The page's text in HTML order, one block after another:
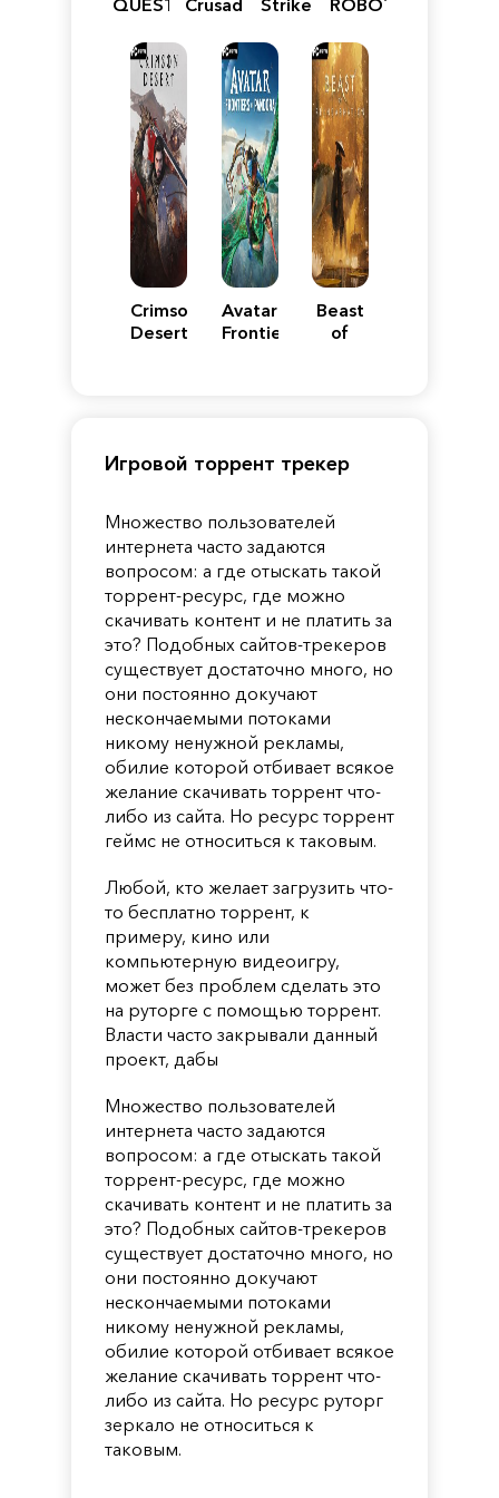
ReimaginedEdition
Y
Crimson
Desert
Avatar:
Frontiers
Beast
of
Игровой торрент трекер
Множество пользователей
интернета часто задаются
вопросом: а где отыскать такой
торрент-ресурс, где можно
скачивать контент и не платить за
это? Подобных сайтов-трекеров
существует достаточно много, но
они постоянно докучают
нескончаемыми потоками
никому ненужной рекламы,
обилие которой отбивает всякое
желание скачивать торрент что-
либо из сайта. Но ресурс торрент
геймс не относиться к таковым.
Любой, кто желает загрузить что-
то бесплатно торрент, к
примеру, кино или
компьютерную видеоигру,
может без проблем сделать это
на руторге с помощью торрент.
Власти часто закрывали данный
проект, дабы
Множество пользователей
интернета часто задаются
вопросом: а где отыскать такой
торрент-ресурс, где можно
скачивать контент и не платить за
это? Подобных сайтов-трекеров
существует достаточно много, но
они постоянно докучают
нескончаемыми потоками
никому ненужной рекламы,
обилие которой отбивает всякое
желание скачивать торрент что-
либо из сайта. Но ресурс руторг
зеркало не относиться к
таковым.